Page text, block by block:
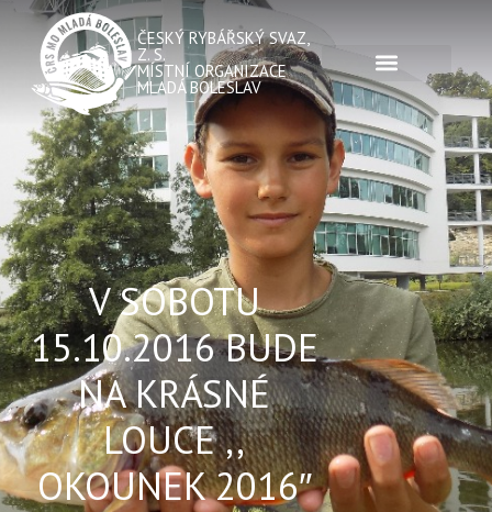
ČESKÝ RYBÁŘSKÝ SVAZ,
Z. S.
MÍSTNÍ ORGANIZACE
MLADÁ BOLESLAV
V SOBOTU
15.10.2016 BUDE
NA KRÁSNÉ
LOUCE ,,
OKOUNEK 2016″